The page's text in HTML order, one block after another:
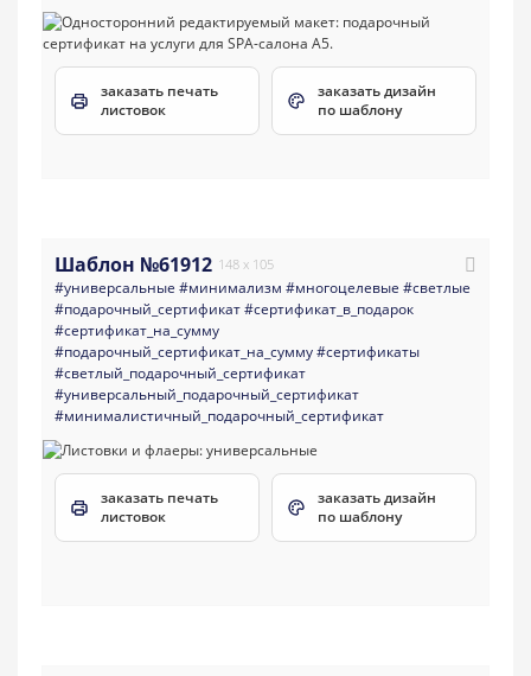
заказать печать
листовок
заказать дизайн
по шаблону
Шаблон №61912 148 x 105
#универсальные #минимализм #многоцелевые #светлые
#подарочный_сертификат#сертификат_в_подарок
#сертификат_на_сумму
#подарочный_сертификат_на_сумму#сертификаты
#светлый_подарочный_сертификат
#универсальный_подарочный_сертификат
#минималистичный_подарочный_сертификат
заказать печать
листовок
заказать дизайн
по шаблону